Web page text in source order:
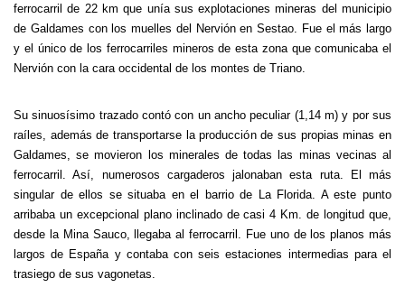
ferrocarril de 22 km que unía sus explotaciones mineras del municipio
de Galdames con los muelles del Nervión en Sestao. Fue el más largo
y el único de los ferrocarriles mineros de esta zona que comunicaba el
Nervión con la cara occidental de los montes de Triano.
Su sinuosísimo trazado contó con un ancho peculiar (1,14 m) y por sus
raíles, además de transportarse la producción de sus propias minas en
Galdames, se movieron los minerales de todas las minas vecinas al
ferrocarril. Así, numerosos cargaderos jalonaban esta ruta. El más
singular de ellos se situaba en el barrio de La Florida. A este punto
arribaba un excepcional plano inclinado de casi 4 Km. de longitud que,
desde la Mina Sauco, llegaba al ferrocarril. Fue uno de los planos más
largos de España y contaba con seis estaciones intermedias para el
trasiego de sus vagonetas.